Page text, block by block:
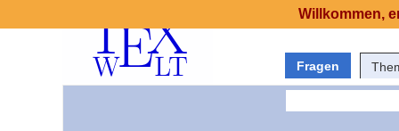
Fragen
Willkommen,